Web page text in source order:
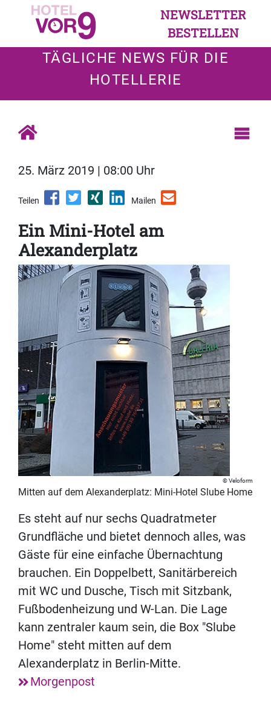
NEWSLETTER
BESTELLEN
TÄGLICHE NEWS FÜR DIE
HOTELLERIE
25. März 2019 | 08:00 Uhr
Teilen Mailen
Ein Mini-Hotel am
Alexanderplatz
Veloform
Mitten auf dem Alexanderplatz: Mini-Hotel Slube Home
Es steht auf nur sechs Quadratmeter
Grundfläche und bietet dennoch alles, was
Gäste für eine einfache Übernachtung
brauchen. Ein Doppelbett, Sanitärbereich
mit WC und Dusche, Tisch mit Sitzbank,
Fußbodenheizung und W-Lan. Die Lage
kann zentraler kaum sein, die Box "Slube
Home" steht mitten auf dem
Alexanderplatz in Berlin-Mitte.
Morgenpost